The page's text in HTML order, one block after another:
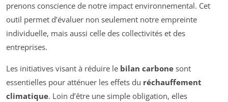
prenons conscience de notre impact environnemental. Cet
outil permet d’évaluer non seulement notre empreinte
individuelle, mais aussi celle des collectivités et des
entreprises.
Les initiatives visant à réduire le bilan carbone sont
essentielles pour atténuer les effets du réchauffement
climatique. Loin d’être une simple obligation, elles